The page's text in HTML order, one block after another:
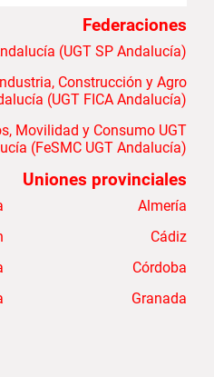
Federaciones
(UGT SP Andalucía)
Construcción y Agro
(UGT FICA Andalucía)
Movilidad y Consumo UGT
(FeSMC UGT Andalucía)
Uniones provinciales
Almería
Cádiz
Córdoba
Granada